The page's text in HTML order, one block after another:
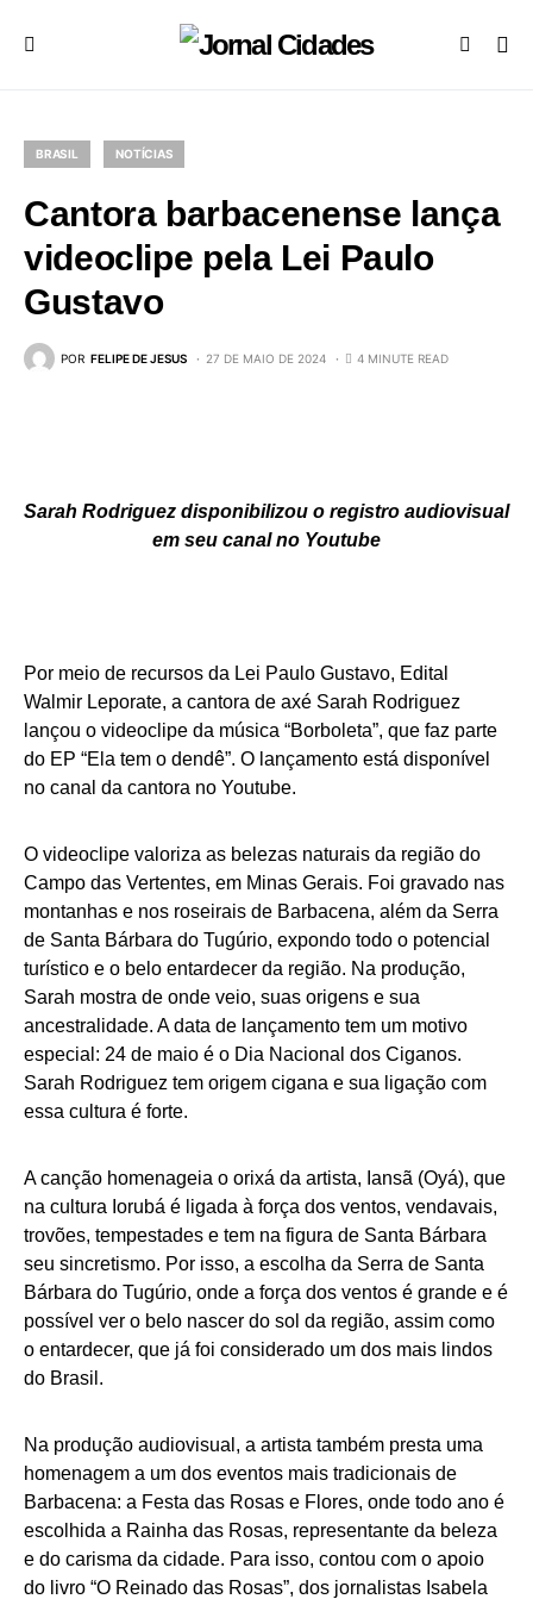
BRASIL NOTÍCIAS
Cantora barbacenense lança
videoclipe pela Lei Paulo
Gustavo
POR FELIPE DE JESUS 27 DE MAIO DE 2024 4 MINUTE READ
Sarah Rodriguez disponibilizou o registro audiovisual
em seu canal no Youtube
Por meio de recursos da Lei Paulo Gustavo, Edital
Walmir Leporate, a cantora de axé Sarah Rodriguez
lançou o videoclipe da música “Borboleta”, que faz parte
do EP “Ela tem o dendê”. O lançamento está disponível
no canal da cantora no Youtube.
O videoclipe valoriza as belezas naturais da região do
Campo das Vertentes, em Minas Gerais. Foi gravado nas
montanhas e nos roseirais de Barbacena, além da Serra
de Santa Bárbara do Tugúrio, expondo todo o potencial
turístico e o belo entardecer da região. Na produção,
Sarah mostra de onde veio, suas origens e sua
ancestralidade. A data de lançamento tem um motivo
especial: 24 de maio é o Dia Nacional dos Ciganos.
Sarah Rodriguez tem origem cigana e sua ligação com
essa cultura é forte.
A canção homenageia o orixá da artista, Iansã (Oyá), que
na cultura Iorubá é ligada à força dos ventos, vendavais,
trovões, tempestades e tem na figura de Santa Bárbara
seu sincretismo. Por isso, a escolha da Serra de Santa
Bárbara do Tugúrio, onde a força dos ventos é grande e é
possível ver o belo nascer do sol da região, assim como
o entardecer, que já foi considerado um dos mais lindos
do Brasil.
Na produção audiovisual, a artista também presta uma
homenagem a um dos eventos mais tradicionais de
Barbacena: a Festa das Rosas e Flores, onde todo ano é
escolhida a Rainha das Rosas, representante da beleza
e do carisma da cidade. Para isso, contou com o apoio
do livro “O Reinado das Rosas”, dos jornalistas Isabela